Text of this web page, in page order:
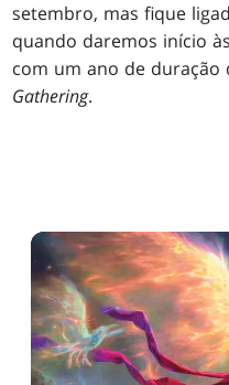
setembro, mas fique
quando daremos início
com um ano de
Gathering.